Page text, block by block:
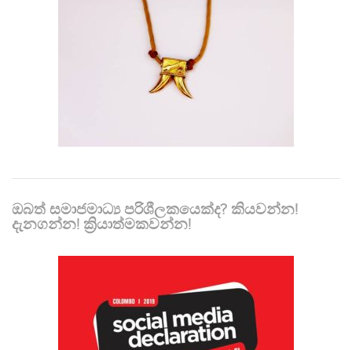
ඔබත් සමාජමාධ්‍ය පරිශීලකයෙක්ද? කියවන්න!
දැනගන්න! ක්‍රියාත්මකවන්න!